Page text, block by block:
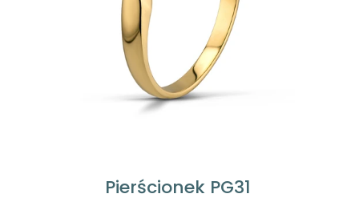
Pierścionek PG31